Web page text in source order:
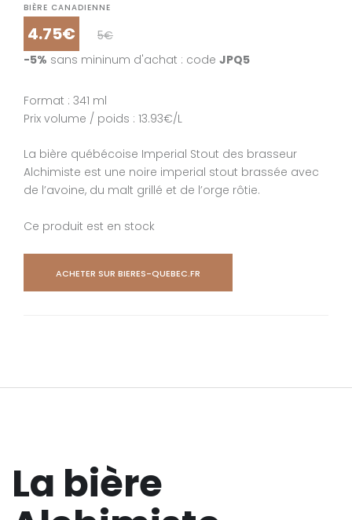
BIÈRE CANADIENNE
4.75€
5€
-5% sans mininum d'achat : code JPQ5
Format : 341 ml
Prix volume / poids : 13.93€/L
La bière québécoise Imperial Stout des brasseur
Alchimiste est une noire imperial stout brassée avec
de l’avoine, du malt grillé et de l’orge rôtie.
Ce produit est en stock
ACHETER SUR BIERES-QUEBEC.FR
La bière